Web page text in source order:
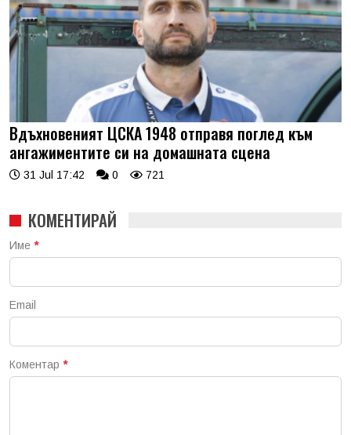
Вдъхновеният ЦСКА 1948 отправя поглед към
ангажиментите си на домашната сцена
31 Jul 17:42 0 721
КОМЕНТИРАЙ
Име *
Email
Коментар *